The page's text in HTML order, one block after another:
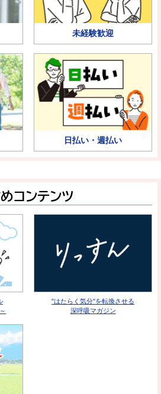
未経験歓迎
日払い・週払い
コンテンツ
"はたらく気分"を転換させる
深呼吸マガジン